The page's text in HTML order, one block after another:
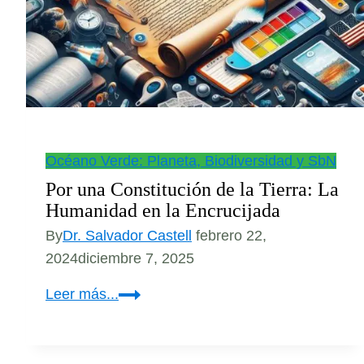
Océano Verde: Planeta, Biodiversidad y SbN
Por una Constitución de la Tierra: La
Humanidad en la Encrucijada
ByDr. Salvador Castell
febrero 22,
2024diciembre 7, 2025
Leer más...Por